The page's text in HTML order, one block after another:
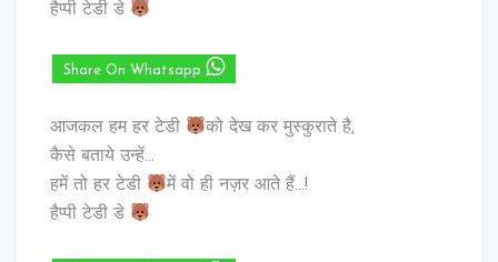
हैप्पी टेडी डे
Share On Whatsapp
आजकल हम हर टेडी
को देख कर मुस्कुराते है,
कैसे बताये उन्हें…
हमें तो हर टेडी
में वो ही नज़र आते हैं…!
हैप्पी टेडी डे